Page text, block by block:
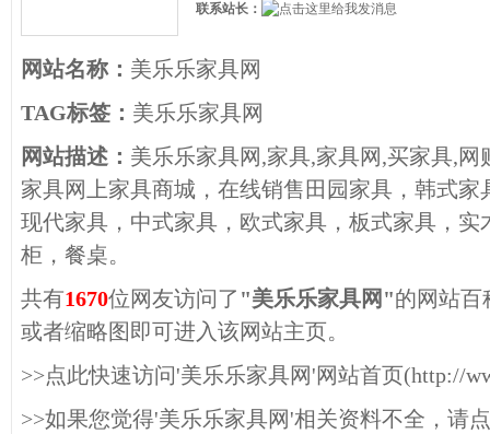
联系站长：
网站名称： 美乐乐家具网
TAG标签： 美乐乐家具网
网站描述： 美乐乐家具网,家具,家具网,买家具,
家具网上家具商城，在线销售田园家具，韩式
现代家具，中式家具，欧式家具，板式家具，实
柜，餐桌。
共有1670位网友访问了 "美乐乐家具网"的网站百
或者缩略图即可进入该网站主页。
>>点此快速访问'美乐乐家具网'网站首页(http://
>>如果您觉得'美乐乐家具网'相关资料不全，请